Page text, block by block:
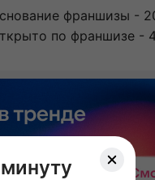
франшизы -
по франшизе -